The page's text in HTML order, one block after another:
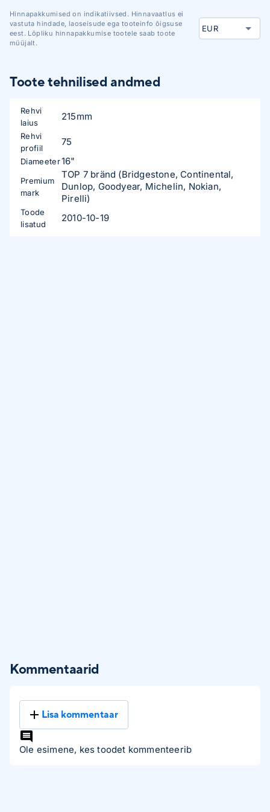
Hinnapakkumised on indikatiivsed. Hinnavaatlus ei
vastuta hindade, laoseisude ega tooteinfo õigsuse
eest. Lõpliku hinnapakkumise tootele saab toote
müüjalt.
Toote tehnilised andmed
Rehvi
laius
215mm
Rehvi
profiil
75
Diameeter16"
Premium
mark
TOP 7 bränd (Bridgestone, Continental,
Dunlop, Goodyear, Michelin, Nokian,
Pirelli)
Toode
lisatud
2010-10-19
Kommentaarid
Lisa kommentaar
Ole esimene, kes toodet kommenteerib